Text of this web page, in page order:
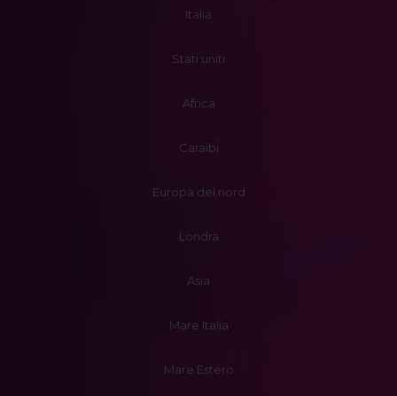
Italia
Stati uniti
Africa
Caraibi
Europa del nord
Londra
Asia
Mare Italia
Mare Estero